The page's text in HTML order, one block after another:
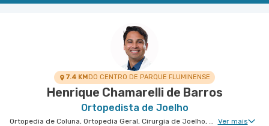
7.4 KMDO CENTRO DE PARQUE FLUMINENSE
Henrique Chamarelli de Barros
Ortopedista de Joelho
Ortopedia de Coluna, Ortopedia Geral, Cirurgia de Joelho, Cirurgia de Coluna Ver mais